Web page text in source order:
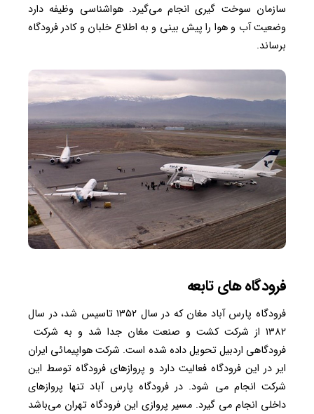
سازمان سوخت گیری انجام می‌گیرد. هواشناسی وظیفه دارد
وضعیت آب و هوا را پیش بینی و به اطلاع خلبان و کادر فرودگاه
برساند.
فرودگاه های تابعه
فرودگاه پارس آباد مغان که در سال ۱۳۵۲ تاسیس شد، در سال
۱۳۸۲ از شرکت کشت و صنعت مغان جدا شد و به شرکت
فرودگاهی اردبیل تحویل داده شده است. شرکت هواپیمائی ایران
ایر در این فرودگاه فعالیت دارد و پروازهای فرودگاه توسط این
شرکت انجام می شود. در فرودگاه پارس آباد تنها پروازهای
داخلی انجام می گیرد. مسیر پروازی این فرودگاه تهران می‌باشد